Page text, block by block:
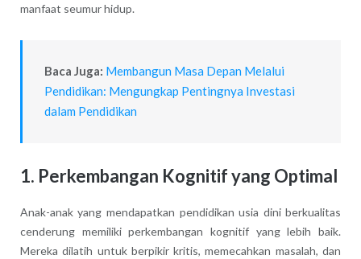
manfaat seumur hidup.
Baca Juga: Membangun Masa Depan Melalui
Pendidikan: Mengungkap Pentingnya Investasi
dalam Pendidikan
1. Perkembangan Kognitif yang Optimal
Anak-anak yang mendapatkan pendidikan usia dini berkualitas
cenderung memiliki perkembangan kognitif yang lebih baik.
Mereka dilatih untuk berpikir kritis, memecahkan masalah, dan